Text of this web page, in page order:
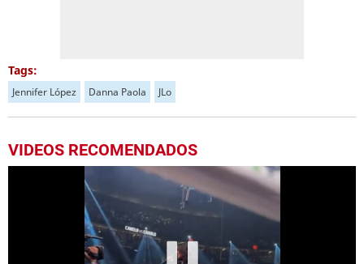
Tags:
Jennifer López Danna Paola JLo
VIDEOS RECOMENDADOS